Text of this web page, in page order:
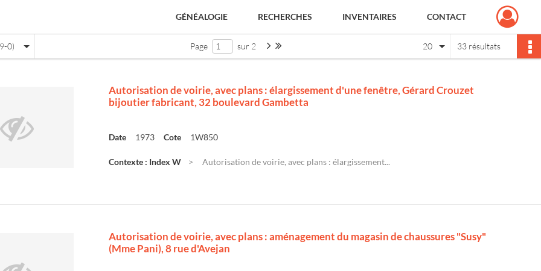
GÉNÉALOGIE RECHERCHES INVENTAIRES CONTACT
0) Page sur 2 Page suivante : 1/2 33 résultats
20
Autorisation de voirie, avec plans : élargissement d'une fenêtre, Gérard Crouzet
bijoutier fabricant, 32 boulevard Gambetta
Date 1973 Cote 1W850
Contexte : Index W Autorisation de voirie, avec plans : élargissement...
Autorisation de voirie, avec plans : aménagement du magasin de chaussures "Susy"
(Mme Pani), 8 rue d'Avejan